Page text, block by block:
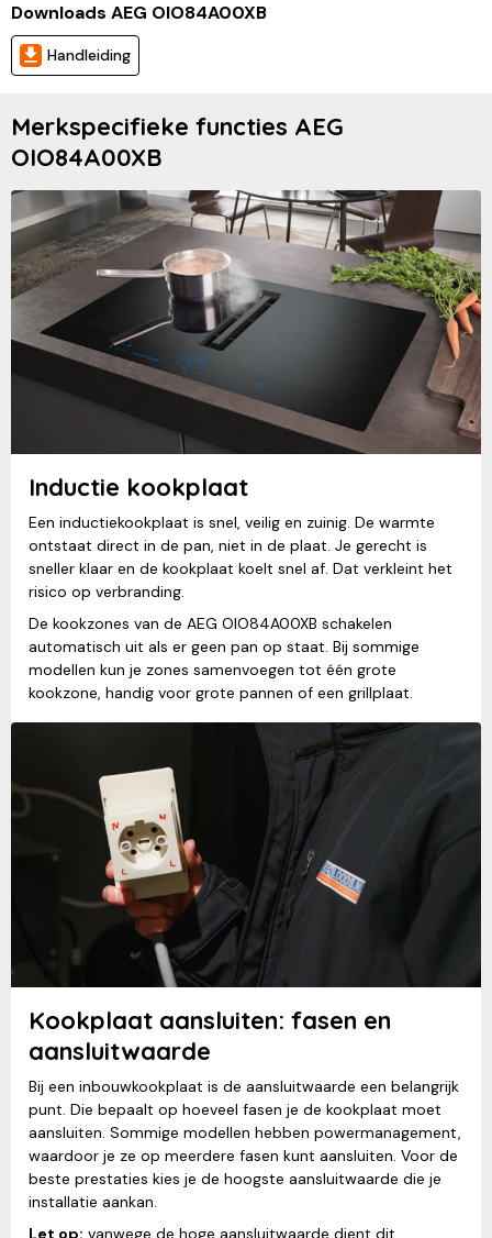
Downloads AEG OIO84A00XB
Handleiding
Merkspecifieke functies AEG
OIO84A00XB
Inductie kookplaat
Een inductiekookplaat is snel, veilig en zuinig. De warmte
ontstaat direct in de pan, niet in de plaat. Je gerecht is
sneller klaar en de kookplaat koelt snel af. Dat verkleint het
risico op verbranding.
De kookzones van de AEG OIO84A00XB schakelen
automatisch uit als er geen pan op staat. Bij sommige
modellen kun je zones samenvoegen tot één grote
kookzone, handig voor grote pannen of een grillplaat.
Kookplaat aansluiten: fasen en
aansluitwaarde
Bij een inbouwkookplaat is de aansluitwaarde een belangrijk
punt. Die bepaalt op hoeveel fasen je de kookplaat moet
aansluiten. Sommige modellen hebben powermanagement,
waardoor je ze op meerdere fasen kunt aansluiten. Voor de
beste prestaties kies je de hoogste aansluitwaarde die je
installatie aankan.
Let op: vanwege de hoge aansluitwaarde dient dit